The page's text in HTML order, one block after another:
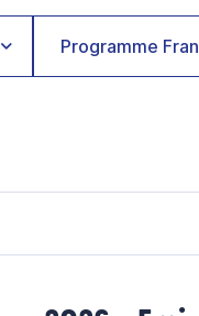
Programme